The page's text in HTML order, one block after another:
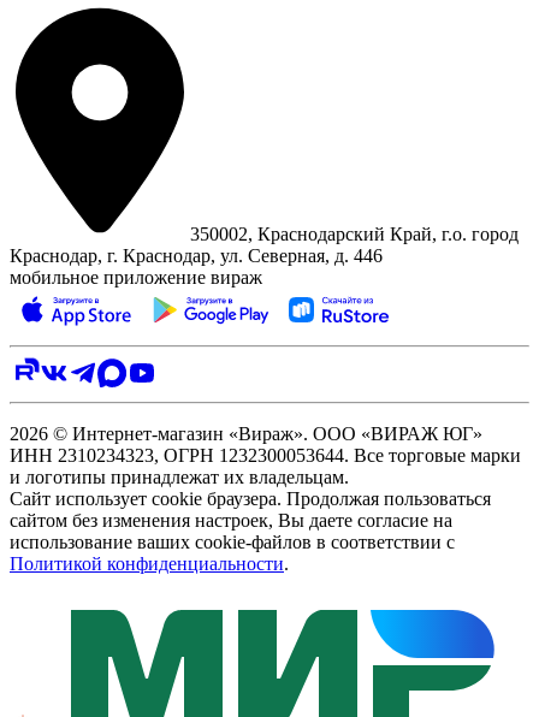
350002, Краснодарский Край, г.о. город
Краснодар, г. Краснодар, ул. Северная, д. 446
мобильное приложение вираж
2026 © Интернет-магазин «Вираж». ООО «ВИРАЖ ЮГ»
ИНН 2310234323, ОГРН 1232300053644. Все торговые марки
и логотипы принадлежат их владельцам.
Сайт использует cookie браузера. Продолжая пользоваться
сайтом без изменения настроек, Вы даете согласие на
использование ваших cookie-файлов в соответствии с
Политикой конфиденциальности.